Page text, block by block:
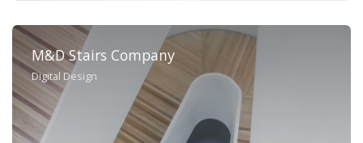
M&D Stairs Company
Digital Design